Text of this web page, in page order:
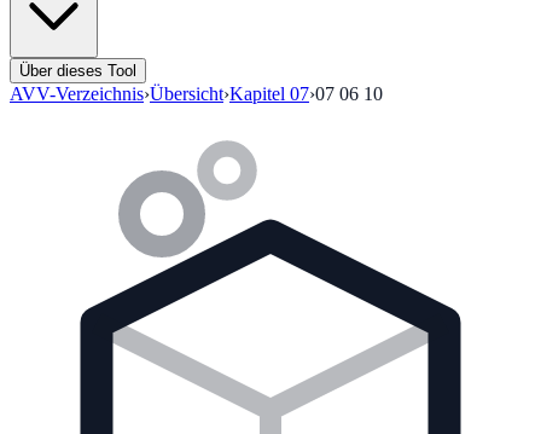
Über dieses Tool
AVV-Verzeichnis›Übersicht›Kapitel 07›07 06 10